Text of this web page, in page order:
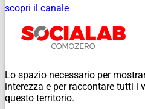
scopri il canale
Lo spazio necessario per
interezza e per raccontare tutti i
questo territorio.